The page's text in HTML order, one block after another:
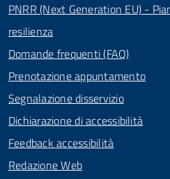
PNRR (Next Generation EU) -
resilienza
Domande frequenti (FAQ)
Prenotazione appuntamento
Segnalazione disservizio
Dichiarazione di accessibilità
Feedback accessibilità
Redazione Web